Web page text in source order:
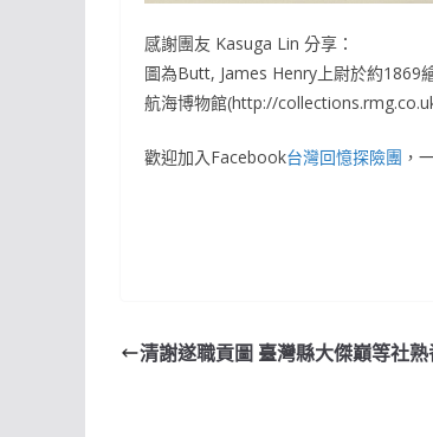
感謝團友 Kasuga Lin 分享：
圖為Butt, James Henry上尉於約1869
航海博物館(http://
歡迎加入Facebook台灣回憶探險團 ，
清謝遂職貢圖 臺灣縣大傑巔等社熟